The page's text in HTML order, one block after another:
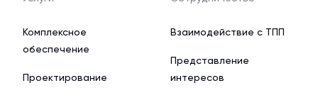
Комплексное
обеспечение
Проектирование
Взаимодействие с ТПП
Представление
интересов